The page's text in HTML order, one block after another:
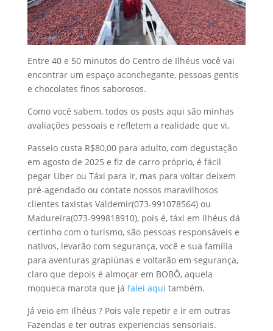
Entre 40 e 50 minutos do Centro de Ilhéus você vai
encontrar um espaço aconchegante, pessoas gentis
e chocolates finos saborosos.
Como você sabem, todos os posts aqui são minhas
avaliações pessoais e refletem a realidade que vi,
Passeio custa R$80,00 para adulto, com degustação
em agosto de 2025 e fiz de carro próprio, é fácil
pegar Uber ou Táxi para ir, mas para voltar deixem
pré-agendado ou contate nossos maravilhosos
clientes taxistas Valdemir(073-991078564) ou
Madureira(073-999818910), pois é, táxi em Ilhéus dá
certinho com o turismo, são pessoas responsáveis e
nativos, levarão com segurança, você e sua família
para aventuras grapiúnas e voltarão em segurança,
claro que depois é almoçar em BOBÔ, aquela
moqueca marota que já falei aqui também.
Já veio em Ilhéus ? Pois vale repetir e ir em outras
Fazendas e ter outras experiencias sensoriais.